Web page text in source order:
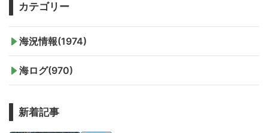
カテゴリー
海況情報(1974)
海ログ(970)
新着記事